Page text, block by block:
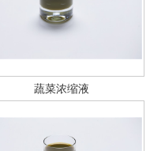
蔬菜浓缩液